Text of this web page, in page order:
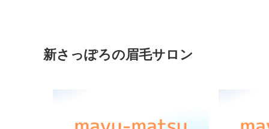
新さっぽろの眉毛サロン